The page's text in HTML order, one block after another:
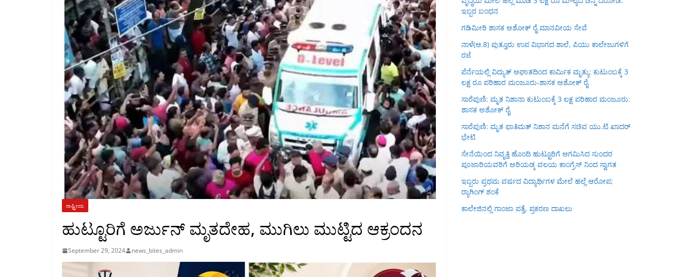
ರಾಷ್ಟ್ರೀಯ
ಹುಟ್ಟೂರಿಗೆ ಅರ್ಜುನ್ ಮೃತದೇಹ, ಮುಗಿಲು ಮುಟ್ಟಿದ ಆಕ್ರಂದನ
September 29, 2024 news_bites_admin
ಇಬ್ಬರ ಬಂಧನ
ಗಡಿಮೀರಿ ಶಾಸಕ ಅಶೋಕ್ ರೈ ಮಾನವೀಯ ಸೇವೆ
ನಾಳೆ(ಆ.8) ಪುತ್ತೂರು ಉಪ ವಿಭಾಗದ ಶಾಲೆ, ಪಿಯು ಕಾಲೇಜುಗಳಿಗೆ
ರಜೆ
ಪೆರ್ನೆಯಲ್ಲಿ ವಿದ್ಯುತ್ ಆಘಾತದಿಂದ ಕಾರ್ಮಿಕ ಮೃತ್ಯು: ಕುಟುಂಬಕ್ಕೆ 3
ಲಕ್ಷ ರೂ ಪರಿಹಾರ ಮಂಜೂರು-ಶಾಸಕ ಅಶೋಕ್ ರೈ
ಸಾರೆಪುಣಿ: ಮೃತ ನಿಶಾನಾ ಕುಟುಂಬಕ್ಕೆ 3 ಲಕ್ಷ ಪರಿಹಾರ ಮಂಜೂರು:
ಶಾಸಕ ಅಶೋಕ್ ರೈ
ಸಾರೆಪುಣಿ: ಮೃತ ಫಾತಿಮತ್ ನಿಶಾನ ಮನೆಗೆ ಸಚಿವ ಯು.ಟಿ ಖಾದರ್
ಭೇಟಿ
ಸೇನೆಯಿಂದ ನಿವೃತ್ತಿ ಹೊಂದಿ ಹುಟ್ಟೂರಿಗೆ ಆಗಮಿಸಿದ ಸುಂದರ
ಪೂಜಾರಿಯವರಿಗೆ ಅರಿಯಡ್ಕ ವಲಯ ಕಾಂಗ್ರೆಸ್ ನಿಂದ ಸ್ವಾಗತ
ಇಬ್ಬರು ಪ್ರಥಮ ವರ್ಷದ ವಿದ್ಯಾರ್ಥಿಗಳ ಮೇಲೆ ಹಲ್ಲೆ ಆರೋಪ;
ರ‍್ಯಾಗಿಂಗ್ ಶಂಕೆ
ಕಾಲೇಜಿನಲ್ಲಿ ಗಾಂಜಾ ಪತ್ತೆ, ಪ್ರಕರಣ ದಾಖಲು